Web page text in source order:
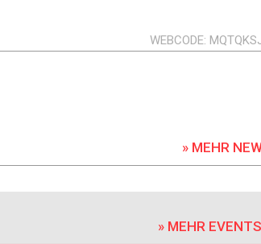
WEBCODE
» MEHR
» MEHR EVENTS